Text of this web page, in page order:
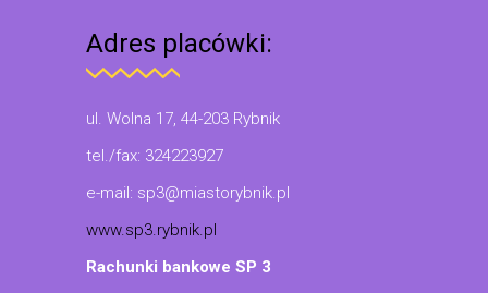
Adres placówki:
ul. Wolna 17, 44-203 Rybnik
tel./fax: 324223927
e-mail: sp3@miastorybnik.pl
www.sp3.rybnik.pl
Rachunki bankowe SP 3